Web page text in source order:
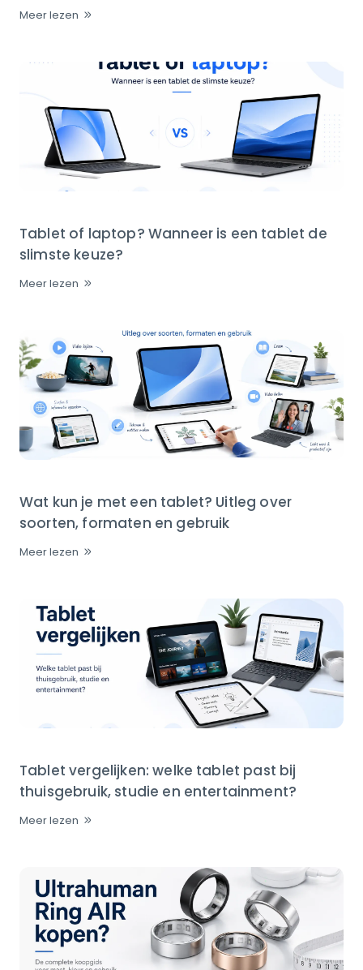
Meer lezen
Tablet of laptop? Wanneer is een tablet de
slimste keuze?
Meer lezen
Wat kun je met een tablet? Uitleg over
soorten, formaten en gebruik
Meer lezen
Tablet vergelijken: welke tablet past bij
thuisgebruik, studie en entertainment?
Meer lezen